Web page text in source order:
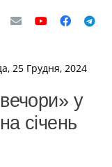
25 Грудня, 2024
у
січень